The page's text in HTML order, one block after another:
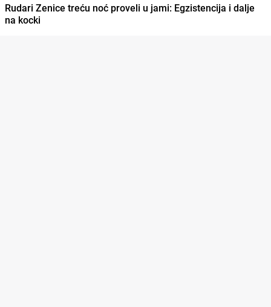
Rudari Zenice treću noć proveli u jami: Egzistencija i dalje
na kocki